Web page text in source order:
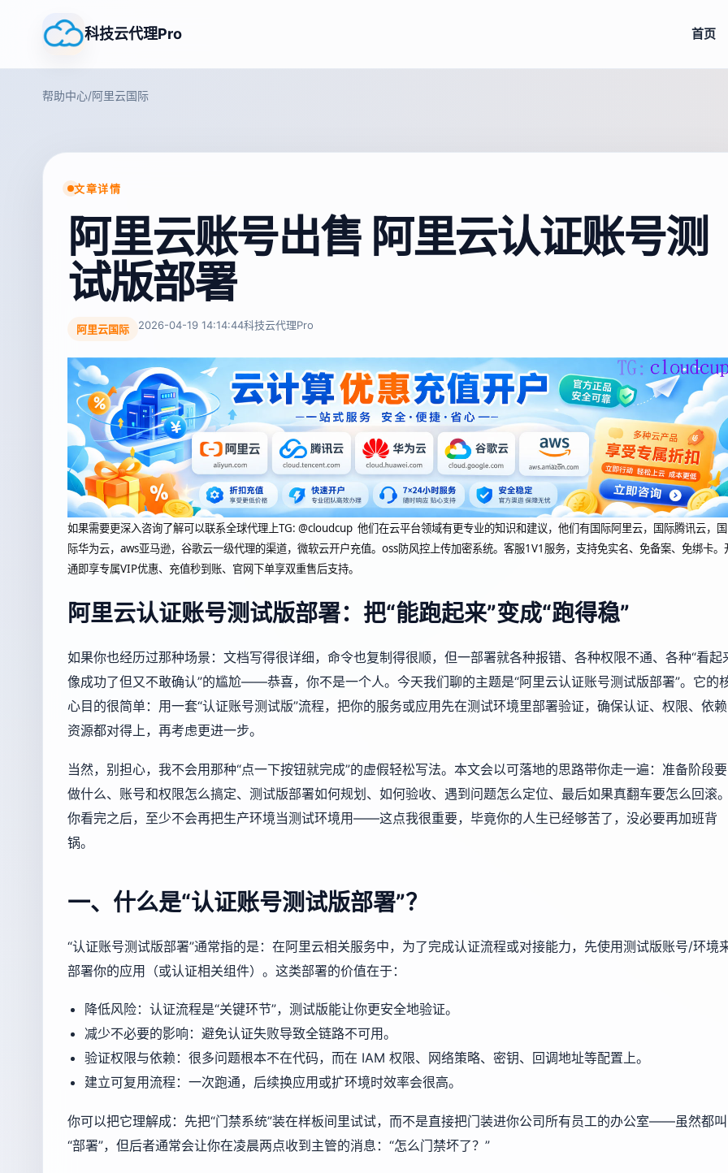
科技云代理Pro 首页
帮助中心/阿里云国际
文章详情
阿里云账号出售 阿里云认证账号测
试版部署
阿里云国际 2026-04-19 14:14:44科技云代理Pro
如果需要更深入咨询了解可以联系全球代理上TG: @cloudcup 他们在云平台领域有更专业的知识和建议，他们有国际阿里云，国际腾讯云，国
际华为云，aws亚马逊，谷歌云一级代理的渠道，微软云开户充值。oss防风控上传加密系统。客服1V1服务，支持免实名、免备案、免绑卡。
通即享专属VIP优惠、充值秒到账、官网下单享双重售后支持。
阿里云认证账号测试版部署：把“能跑起来”变成“跑得稳”
如果你也经历过那种场景：文档写得很详细，命令也复制得很顺，但一部署就各种报错、各种权限不通、各种“看起
像成功了但又不敢确认”的尴尬——恭喜，你不是一个人。今天我们聊的主题是“阿里云认证账号测试版部署”。它的
心目的很简单：用一套“认证账号测试版”流程，把你的服务或应用先在测试环境里部署验证，确保认证、权限、依赖
资源都对得上，再考虑更进一步。
当然，别担心，我不会用那种“点一下按钮就完成”的虚假轻松写法。本文会以可落地的思路带你走一遍：准备阶段要
做什么、账号和权限怎么搞定、测试版部署如何规划、如何验收、遇到问题怎么定位、最后如果真翻车要怎么回滚
你看完之后，至少不会再把生产环境当测试环境用——这点我很重要，毕竟你的人生已经够苦了，没必要再加班背
锅。
一、什么是“认证账号测试版部署”？
“认证账号测试版部署”通常指的是：在阿里云相关服务中，为了完成认证流程或对接能力，先使用测试版账号/环境
部署你的应用（或认证相关组件）。这类部署的价值在于：
降低风险：认证流程是“关键环节”，测试版能让你更安全地验证。
减少不必要的影响：避免认证失败导致全链路不可用。
验证权限与依赖：很多问题根本不在代码，而在 IAM 权限、网络策略、密钥、回调地址等配置上。
建立可复用流程：一次跑通，后续换应用或扩环境时效率会很高。
你可以把它理解成：先把“门禁系统”装在样板间里试试，而不是直接把门装进你公司所有员工的办公室——虽然都叫
“部署”，但后者通常会让你在凌晨两点收到主管的消息：“怎么门禁坏了？”